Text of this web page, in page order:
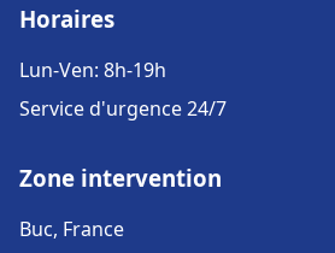
Horaires
Lun-Ven: 8h-19h
Service d'urgence 24/7
Zone intervention
Buc, France